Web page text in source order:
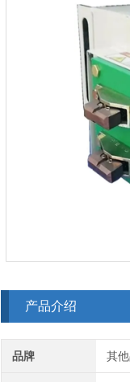
产品介绍
品牌 其